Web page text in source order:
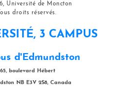
Université de Moncton
Tous droits réservés.
3 CAMPUS
d'Edmundston
boulevard Hébert
NB E3V 2S8, Canada